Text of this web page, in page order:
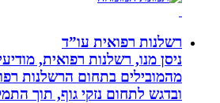
רשלנות רפואית עו”ד
ניסן מנו, רשלנות רפואית,
מהמובילים בתחום הרשלנות
ובדגש לתחום נזקי גוף, תוך